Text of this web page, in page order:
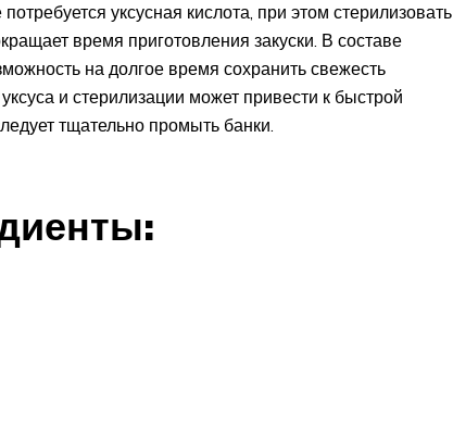
уксусная кислота, при этом стерилизовать
время приготовления закуски. В составе
на долгое время сохранить свежесть
и стерилизации может привести к быстрой
тщательно промыть банки.